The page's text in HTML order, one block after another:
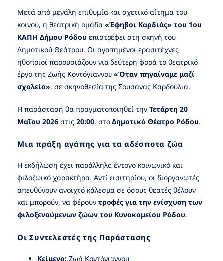
Μετά από μεγάλη επιθυμία και σχετικό αίτημα του
κοινού, η θεατρική ομάδα «Έφηβοι Καρδιάς» του 1ου
ΚΑΠΗ Δήμου Ρόδου επιστρέφει στη σκηνή του
Δημοτικού Θεάτρου. Οι αγαπημένοι ερασιτέχνες
ηθοποιοί παρουσιάζουν για δεύτερη φορά το θεατρικό
έργο της Ζωής Κοντόγιαννου «Όταν πηγαίναμε μαζί
σχολείο», σε σκηνοθεσία της Σουσάνας Καρδούλια.
Η παράσταση θα πραγματοποιηθεί την Τετάρτη 20
Μαΐου 2026 στις 20:00, στο Δημοτικό Θέατρο Ρόδου.
Μια πράξη αγάπης για τα αδέσποτα ζώα
Η εκδήλωση έχει παράλληλα έντονο κοινωνικό και
φιλοζωικό χαρακτήρα. Αντί εισιτηρίου, οι διοργανωτές
απευθύνουν ανοιχτό κάλεσμα σε όσους θεατές θέλουν
και μπορούν, να φέρουν τροφές για την ενίσχυση των
φιλοξενούμενων ζώων του Κυνοκομείου Ρόδου.
Οι Συντελεστές της Παράστασης
Κείμενο: Ζωή Κοντόγιαννου